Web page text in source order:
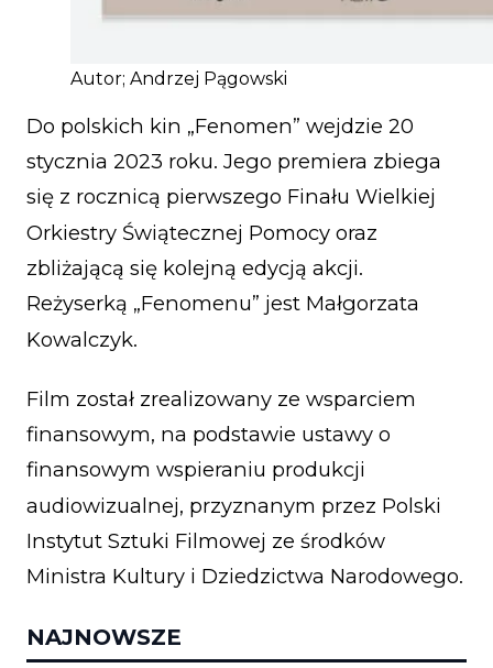
Autor; Andrzej Pągowski
Do polskich kin „Fenomen” wejdzie 20
stycznia 2023 roku. Jego premiera zbiega
się z rocznicą pierwszego Finału Wielkiej
Orkiestry Świątecznej Pomocy oraz
zbliżającą się kolejną edycją akcji.
Reżyserką „Fenomenu” jest Małgorzata
Kowalczyk.
Film został zrealizowany ze wsparciem
finansowym, na podstawie ustawy o
finansowym wspieraniu produkcji
audiowizualnej, przyznanym przez Polski
Instytut Sztuki Filmowej ze środków
Ministra Kultury i Dziedzictwa Narodowego.
NAJNOWSZE